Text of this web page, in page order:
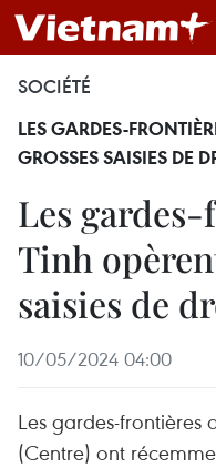
SOCIÉTÉ
LES GARDES-
GROSSES SAISIES DE
Les
Tinh
saisies de
10/05/2024 04:00
Les gardes-frontières
(Centre) ont